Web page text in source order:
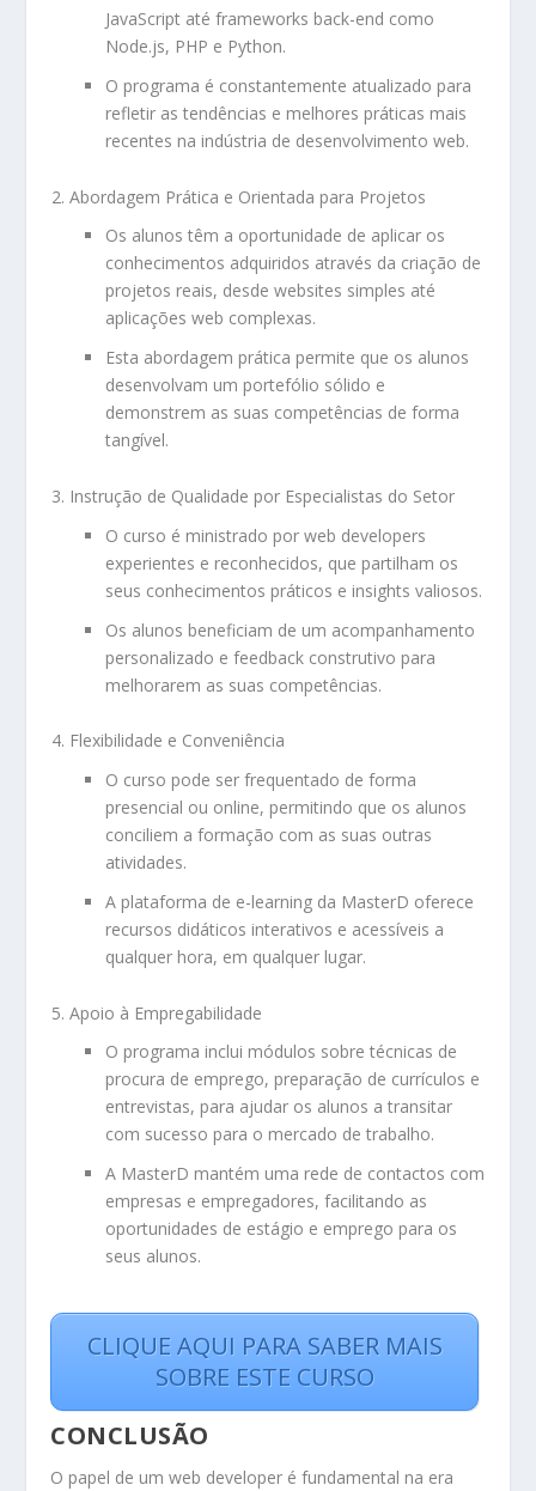
JavaScript até frameworks back-end como
Node.js, PHP e Python.
O programa é constantemente atualizado para
refletir as tendências e melhores práticas mais
recentes na indústria de desenvolvimento web.
Abordagem Prática e Orientada para Projetos
Os alunos têm a oportunidade de aplicar os
conhecimentos adquiridos através da criação de
projetos reais, desde websites simples até
aplicações web complexas.
Esta abordagem prática permite que os alunos
desenvolvam um portefólio sólido e
demonstrem as suas competências de forma
tangível.
Instrução de Qualidade por Especialistas do Setor
O curso é ministrado por web developers
experientes e reconhecidos, que partilham os
seus conhecimentos práticos e insights valiosos.
Os alunos beneficiam de um acompanhamento
personalizado e feedback construtivo para
melhorarem as suas competências.
Flexibilidade e Conveniência
O curso pode ser frequentado de forma
presencial ou online, permitindo que os alunos
conciliem a formação com as suas outras
atividades.
A plataforma de e-learning da MasterD oferece
recursos didáticos interativos e acessíveis a
qualquer hora, em qualquer lugar.
Apoio à Empregabilidade
O programa inclui módulos sobre técnicas de
procura de emprego, preparação de currículos e
entrevistas, para ajudar os alunos a transitar
com sucesso para o mercado de trabalho.
A MasterD mantém uma rede de contactos com
empresas e empregadores, facilitando as
oportunidades de estágio e emprego para os
seus alunos.
CLIQUE AQUI PARA SABER MAIS
SOBRE ESTE CURSO
CONCLUSÃO
O papel de um web developer é fundamental na era